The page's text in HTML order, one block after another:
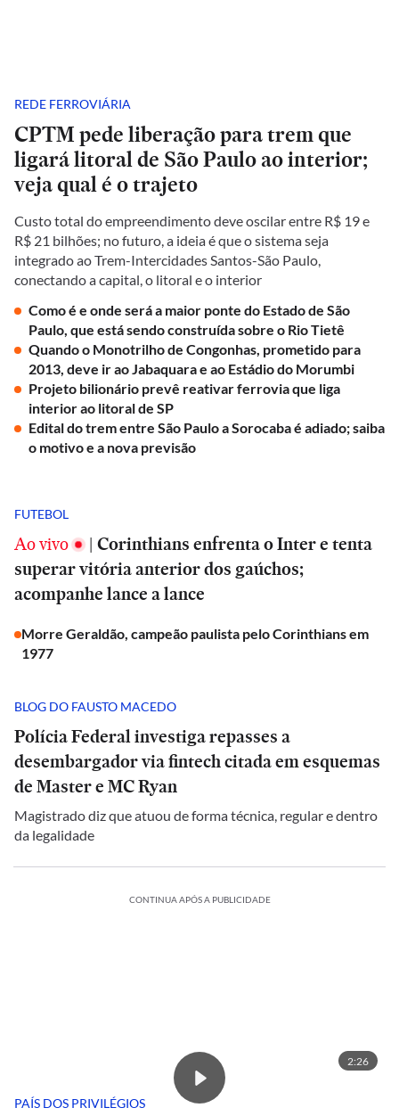
REDE FERROVIÁRIA
CPTM pede liberação para trem que
ligará litoral de São Paulo ao interior;
veja qual é o trajeto
Custo total do empreendimento deve oscilar entre R$ 19 e
R$ 21 bilhões; no futuro, a ideia é que o sistema seja
integrado ao Trem-Intercidades Santos-São Paulo,
conectando a capital, o litoral e o interior
Como é e onde será a maior ponte do Estado de São
Paulo, que está sendo construída sobre o Rio Tietê
Quando o Monotrilho de Congonhas, prometido para
2013, deve ir ao Jabaquara e ao Estádio do Morumbi
Projeto bilionário prevê reativar ferrovia que liga
interior ao litoral de SP
Edital do trem entre São Paulo a Sorocaba é adiado; saiba
o motivo e a nova previsão
FUTEBOL
Ao vivo | Corinthians enfrenta o Inter e tenta
superar vitória anterior dos gaúchos;
acompanhe lance a lance
Morre Geraldão, campeão paulista pelo Corinthians em
1977
BLOG DO FAUSTO MACEDO
Polícia Federal investiga repasses a
desembargador via fintech citada em esquemas
de Master e MC Ryan
Magistrado diz que atuou de forma técnica, regular e dentro
da legalidade
CONTINUA APÓS A PUBLICIDADE
2:26
PAÍS DOS PRIVILÉGIOS